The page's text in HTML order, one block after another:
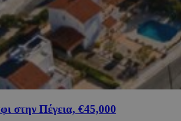
στην Πέγεια, €45,000